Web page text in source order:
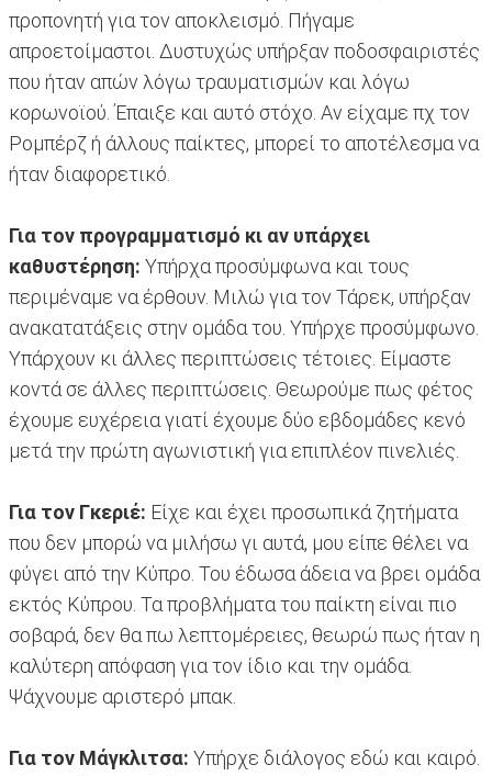
προπονητή για τον αποκλεισμό. Πήγαμε
απροετοίμαστοι. Δυστυχώς υπήρξαν ποδοσφαιριστές
που ήταν απών λόγω τραυματισμών και λόγω
κορωνοϊού. Έπαιξε και αυτό στόχο. Αν είχαμε πχ τον
Ρομπέρζ ή άλλους παίκτες, μπορεί το αποτέλεσμα να
ήταν διαφορετικό.
Για τον προγραμματισμό κι αν υπάρχει
καθυστέρηση: Υπήρχα προσύμφωνα και τους
περιμέναμε να έρθουν. Μιλώ για τον Τάρεκ, υπήρξαν
ανακατατάξεις στην ομάδα του. Υπήρχε προσύμφωνο.
Υπάρχουν κι άλλες περιπτώσεις τέτοιες. Είμαστε
κοντά σε άλλες περιπτώσεις. Θεωρούμε πως φέτος
έχουμε ευχέρεια γιατί έχουμε δύο εβδομάδες κενό
μετά την πρώτη αγωνιστική για επιπλέον πινελιές.
Για τον Γκεριέ: Είχε και έχει προσωπικά ζητήματα
που δεν μπορώ να μιλήσω γι αυτά, μου είπε θέλει να
φύγει από την Κύπρο. Του έδωσα άδεια να βρει ομάδα
εκτός Κύπρου. Τα προβλήματα του παίκτη είναι πιο
σοβαρά, δεν θα πω λεπτομέρειες, θεωρώ πως ήταν η
καλύτερη απόφαση για τον ίδιο και την ομάδα.
Ψάχνουμε αριστερό μπακ.
Για τον Μάγκλιτσα: Υπήρχε διάλογος εδώ και καιρό.